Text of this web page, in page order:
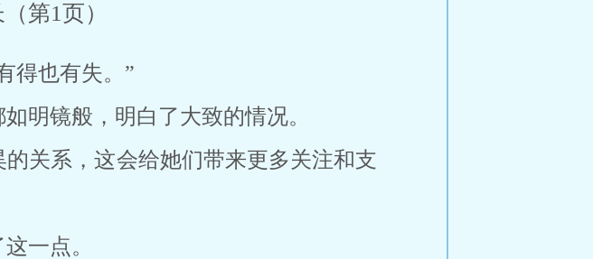
第1页）
得也有失。”
明镜般，明白了大致的情况。
关系，这会给她们带来更多关注和支
一点。